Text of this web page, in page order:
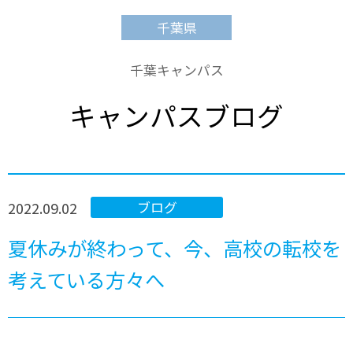
千葉県
千葉キャンパス
キャンパスブログ
ブログ
2022.09.02
夏休みが終わって、今、高校の転校を
考えている方々へ